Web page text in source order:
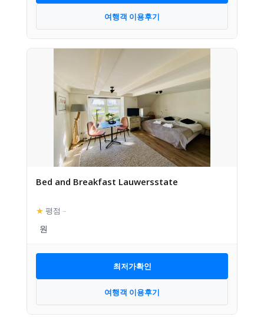
여행객 이용후기
Bed and Breakfast Lauwersstate
★ 평점 –
최저가확인
여행객 이용후기